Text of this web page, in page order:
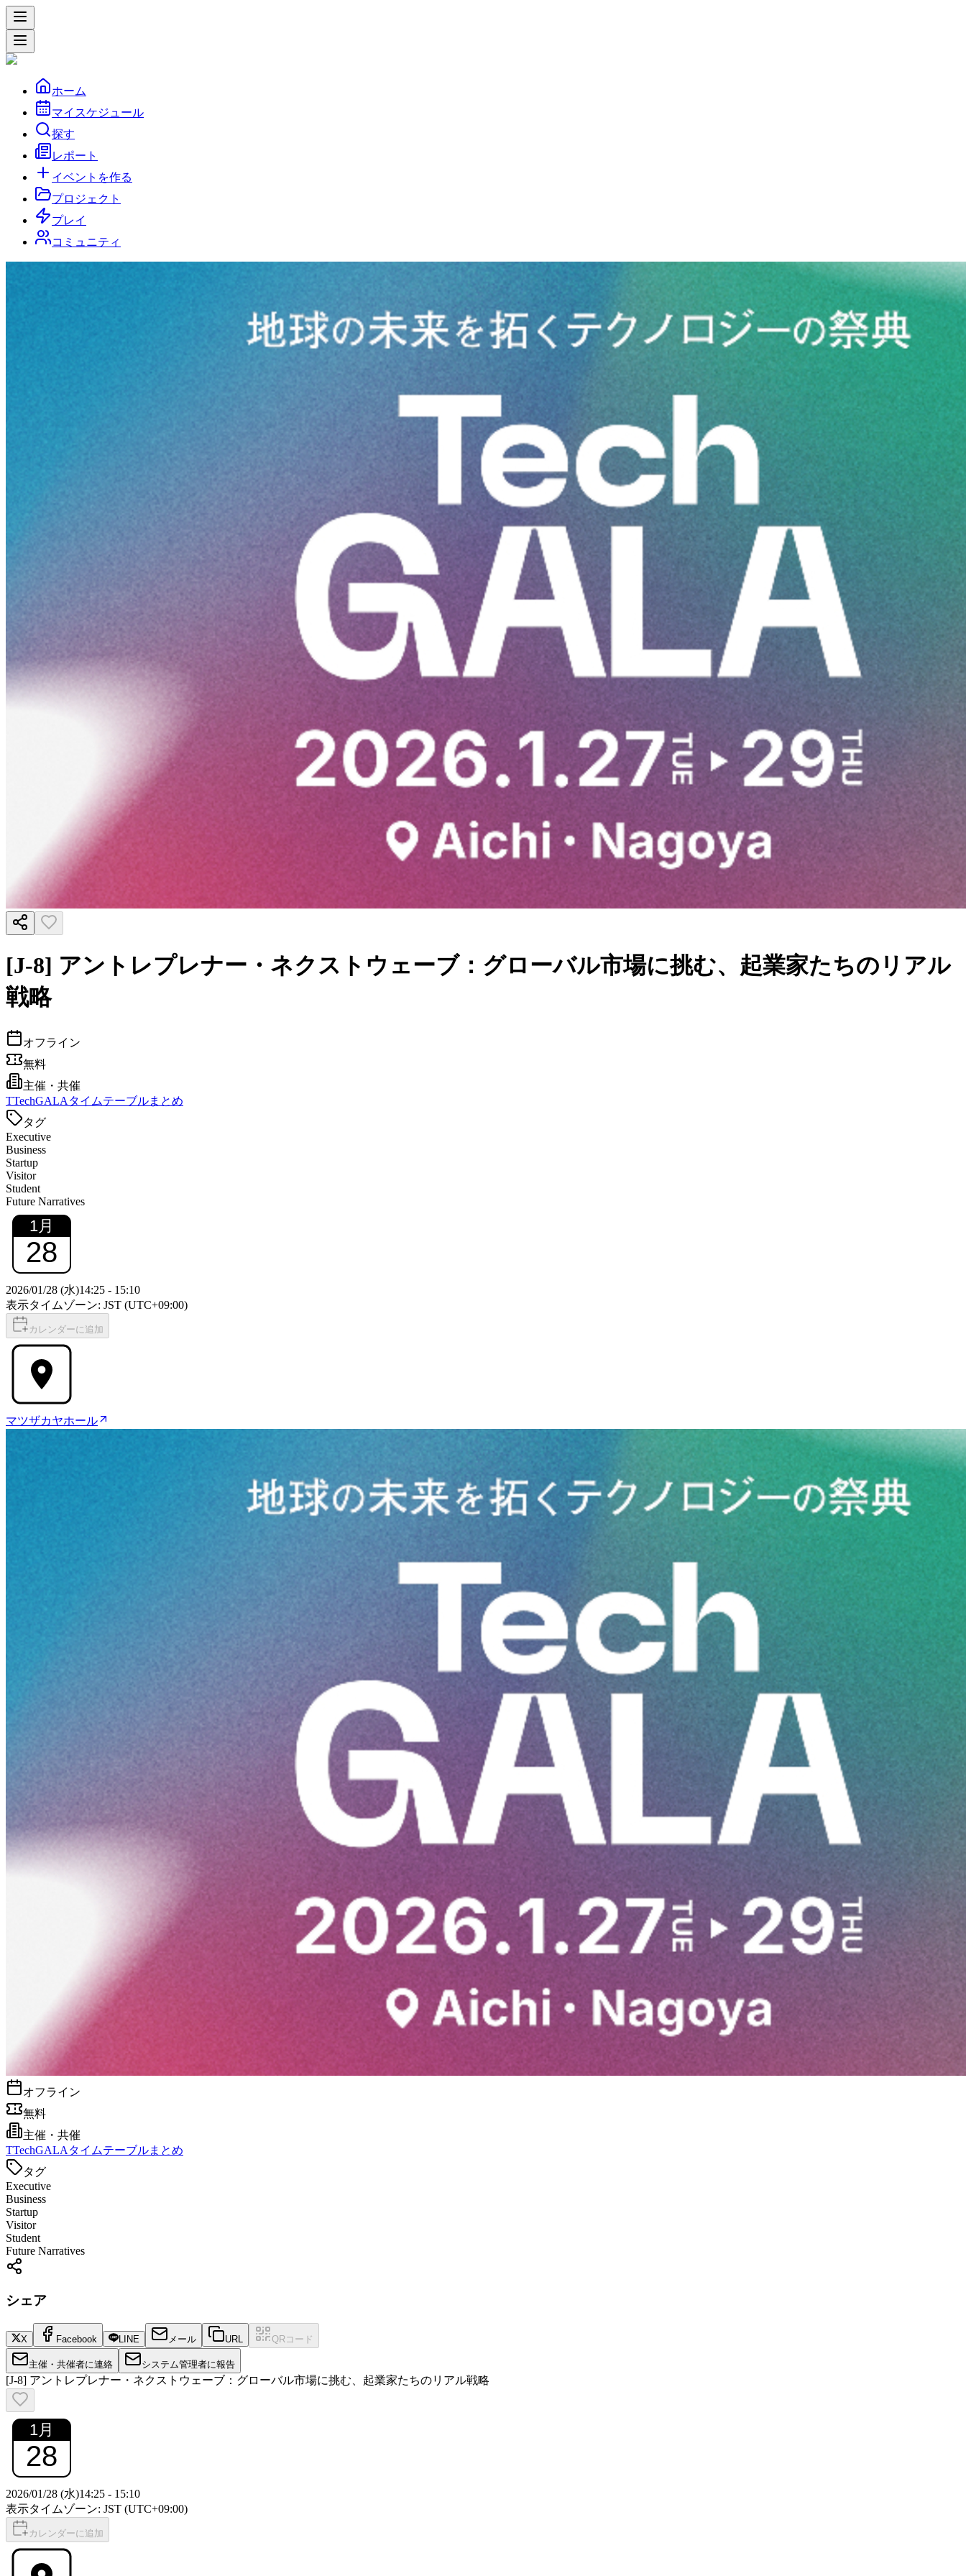
ホーム
マイスケジュール
探す
レポート
イベントを作る
プロジェクト
プレイ
コミュニティ
[J-8] アントレプレナー・ネクストウェーブ：グローバル市場に挑む、起業家たちのリアル
戦略
オフライン
無料
主催・共催
TTechGALAタイムテーブルまとめ
タグ
Executive
Business
Startup
Visitor
Student
Future Narratives
1月
28
2026/01/28 (水)14:25 - 15:10
表示タイムゾーン: JST (UTC+09:00)
カレンダーに追加
マツザカヤホール
オフライン
無料
主催・共催
TTechGALAタイムテーブルまとめ
タグ
Executive
Business
Startup
Visitor
Student
Future Narratives
シェア
X Facebook LINE メール URL QRコード
主催・共催者に連絡 システム管理者に報告
[J-8] アントレプレナー・ネクストウェーブ：グローバル市場に挑む、起業家たちのリアル戦略
1月
28
2026/01/28 (水)14:25 - 15:10
表示タイムゾーン: JST (UTC+09:00)
カレンダーに追加